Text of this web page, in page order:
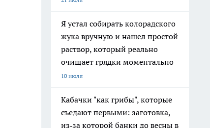
Я устал собирать колорадского
жука вручную и нашел простой
раствор, который реально
очищает грядки моментально
10 июля
Кабачки "как грибы", которые
съедают первыми: заготовка,
из‑за которой банки до весны в